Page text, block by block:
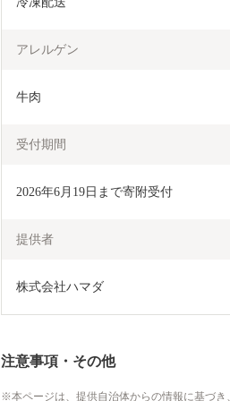
アレルゲン
牛肉
受付期間
2026年6月19日まで寄附受付
提供者
株式会社ハマダ
注意事項・その他
本ページは、提供自治体からの情報に基づき